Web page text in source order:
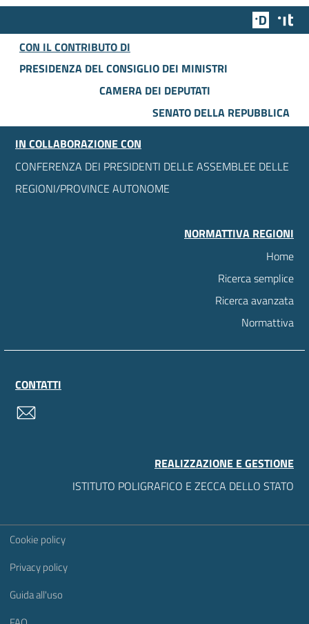
Team
CON IL CONTRIBUTO DI
PRESIDENZA DEL CONSIGLIO DEI MINISTRI
CAMERA DEI DEPUTATI
SENATO DELLA REPUBBLICA
IN COLLABORAZIONE CON
CONFERENZA DEI PRESIDENTI DELLE ASSEMBLEE DELLE
REGIONI/PROVINCE AUTONOME
NORMATTIVA REGIONI
Home
Ricerca semplice
Ricerca avanzata
Normattiva
CONTATTI
REALIZZAZIONE E GESTIONE
ISTITUTO POLIGRAFICO E ZECCA DELLO STATO
Sezione Link Utili
Cookie policy
Privacy policy
Guida all'uso